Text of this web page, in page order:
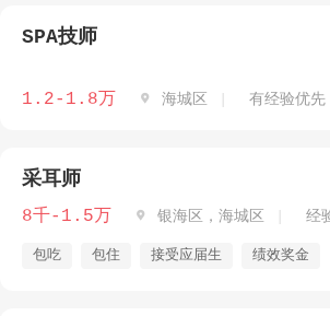
SPA技师
1.2-1.8万  海城区 有经验优先
采耳师
8千-1.5万  银海区，海城区 经
包吃 包住 接受应届生 绩效奖金